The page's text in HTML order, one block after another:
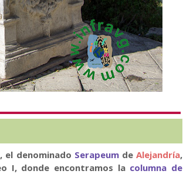
el denominado Serapeumde Alejandría,
I, donde encontramos la columna de